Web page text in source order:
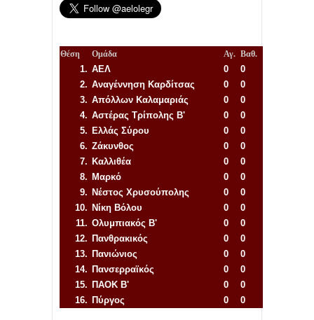
Θέση Ομάδα Αγ. Βαθ.
1. ΑΕΛ 0
0
2. Αναγέννηση Καρδίτσας 0
0
3. Απόλλων Καλαμαριάς 0
0
4. Αστέρας Τρίπολης Β' 0
0
5. Ελλάς Σύρου 0
0
6. Ζάκυνθος 0
0
7. Καλλιθέα 0
0
8. Μαρκό 0
0
9. Νέστος Χρυσούπολης 0
0
10. Νίκη Βόλου 0
0
11. Ολυμπιακός Β' 0
0
12. Πανθρακικός 0
0
13. Πανιώνιος 0
0
14. Πανσερραϊκός 0
0
15. ΠΑΟΚ Β' 0
0
16. Πύργος 0
0